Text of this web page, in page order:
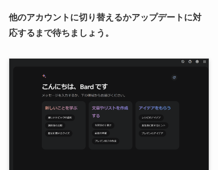
他のアカウントに切り替えるかアップデートに対
応するまで待ちましょう。